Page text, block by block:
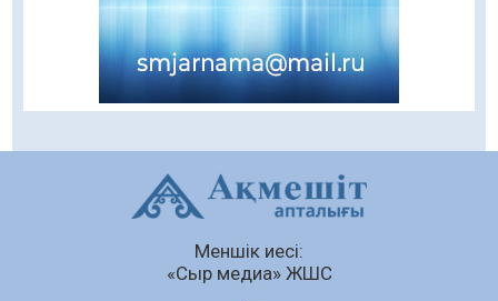
Цифрландыру саласын дамыту аясында
салынатын жаңа орталықтың жобасы
талқыланды
05.08.2026
алу жөніндегі комитеттің Қызылорда
облысы бойынша департаментінің басшысы
тағайындалды
Қазақстандықтардың 72,3%-ы жаңа
Құрылтай үшін дауыс беруге дайын
Меншік иесі:
«Сыр медиа» ЖШС